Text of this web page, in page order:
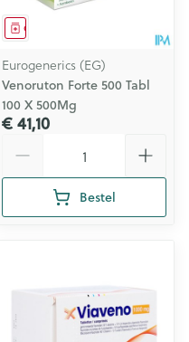
Geneesmiddel
Eurogenerics (EG)
Venoruton Forte 500 Tabl
100 X 500Mg
€ 41,10
Bestel